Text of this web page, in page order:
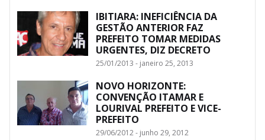
IBITIARA: INEFICIÊNCIA DA
GESTÃO ANTERIOR FAZ
PREFEITO TOMAR MEDIDAS
URGENTES, DIZ DECRETO
25/01/2013 - janeiro 25, 2013
NOVO HORIZONTE:
CONVENÇÃO ITAMAR E
LOURIVAL PREFEITO E VICE-
PREFEITO
29/06/2012 - junho 29, 2012